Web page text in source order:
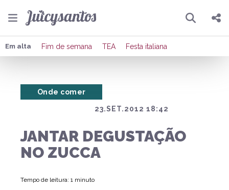
Pesquisar
Compartilhar
Publicar no X
Em alta Fim de semana TEA Festa italiana
23.SET.2012 18:42
Onde comer
JANTAR DEGUSTAÇÃO
NO ZUCCA
Tempo de leitura: 1 minuto